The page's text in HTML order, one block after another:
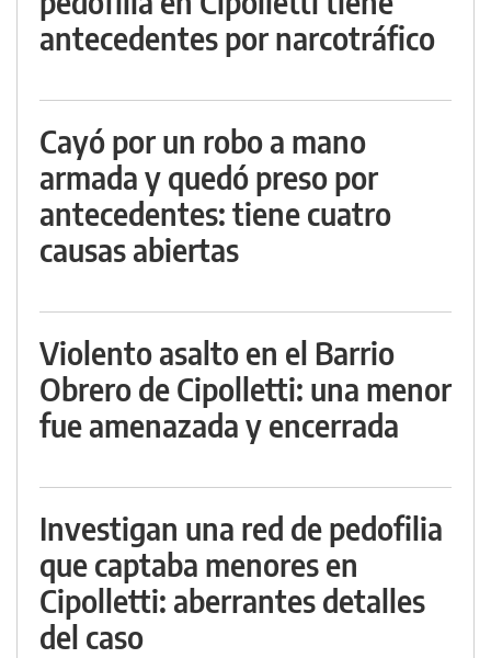
antecedentes por narcotráfico
Cayó por un robo a mano
armada y quedó preso por
antecedentes: tiene cuatro
causas abiertas
Violento asalto en el Barrio
Obrero de Cipolletti: una menor
fue amenazada y encerrada
Investigan una red de pedofilia
que captaba menores en
Cipolletti: aberrantes detalles
del caso